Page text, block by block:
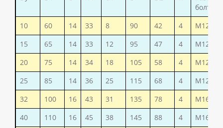
болтов
10
60 14 33 8 90 42 4
М12
15
65 14 33 12 95 47 4
М12
20
75 14 34 18 105 58 4
М12
25
85 14 36 25 115 68 4
М12
32
100 16 43 31 135 78 4
М16
40
110 16 45 38 145 88 4
М16